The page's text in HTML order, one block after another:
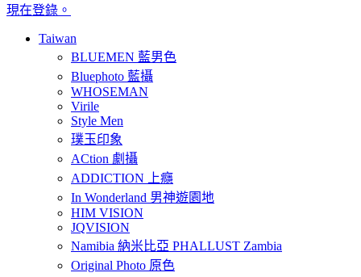
現在登錄。
Taiwan
BLUEMEN 藍男色
Bluephoto 藍攝
WHOSEMAN
Virile
Style Men
璞玉印象
ACtion 劇攝
ADDICTION 上癮
In Wonderland 男神遊園地
HIM VISION
JQVISION
Namibia 納米比亞 PHALLUST Zambia
Original Photo 原色